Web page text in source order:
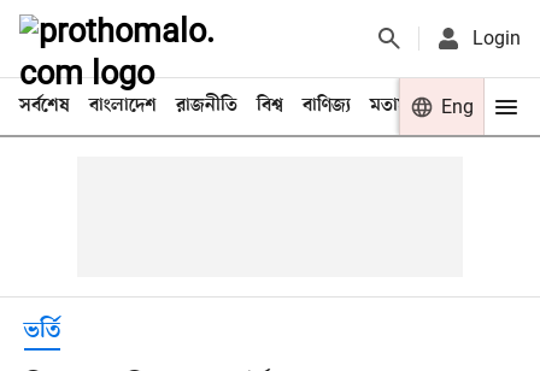
Login
সর্বশেষ বাংলাদেশ রাজনীতি বিশ্ব বাণিজ্য মতামত খেলা
Eng
ভর্তি